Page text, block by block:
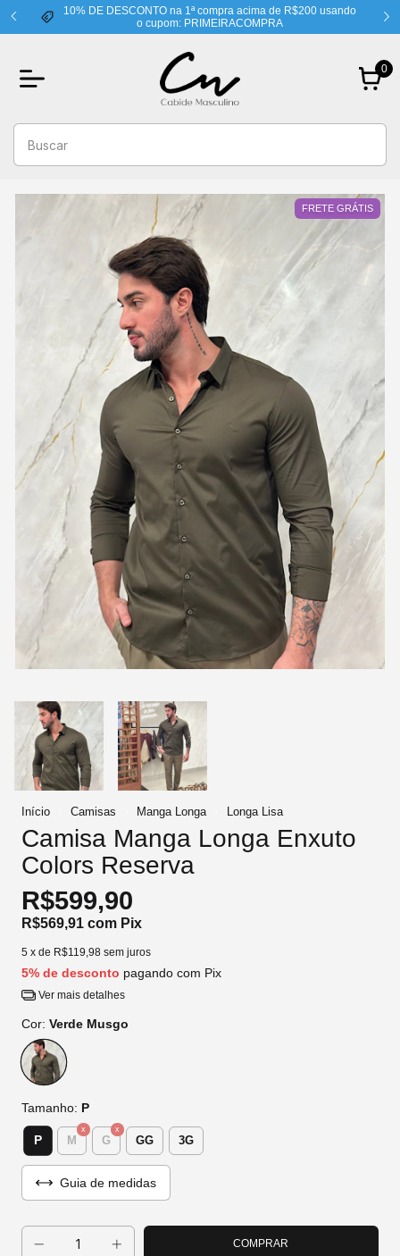
10% DE DESCONTO na 1ª compra acima de R$200 usando
o cupom: PRIMEIRACOMPRA
0
FRETE GRÁTIS
Início Camisas Manga Longa Longa Lisa
Camisa Manga Longa Enxuto
Colors Reserva
R$599,90
R$569,91 com Pix
5 x de R$119,98 sem juros
5% de desconto pagando com Pix
Ver mais detalhes
Cor: Verde Musgo
Tamanho: P
P M G GG 3G
Guia de medidas